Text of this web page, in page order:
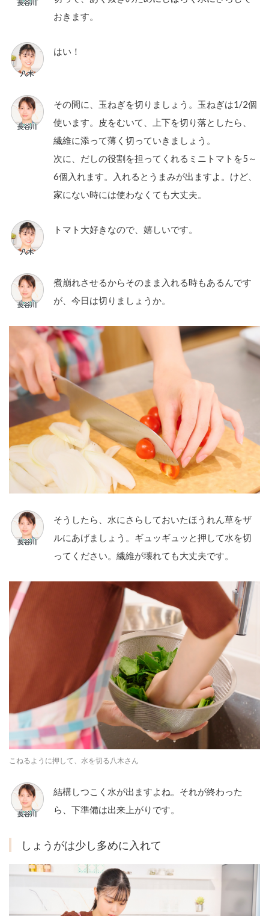
おきます。
はい！
その間に、玉ねぎを切りましょう。玉ねぎは1/2個
使います。皮をむいて、上下を切り落としたら、
繊維に添って薄く切っていきましょう。
次に、だしの役割を担ってくれるミニトマトを5～
6個入れます。入れるとうまみが出ますよ。けど、
家にない時には使わなくても大丈夫。
トマト大好きなので、嬉しいです。
煮崩れさせるからそのまま入れる時もあるんです
が、今日は切りましょうか。
そうしたら、水にさらしておいたほうれん草をザ
ルにあげましょう。ギュッギュッと押して水を切
ってください。繊維が壊れても大丈夫です。
こねるように押して、水を切る八木さん
結構しつこく水が出ますよね。それが終わった
ら、下準備は出来上がりです。
しょうがは少し多めに入れて